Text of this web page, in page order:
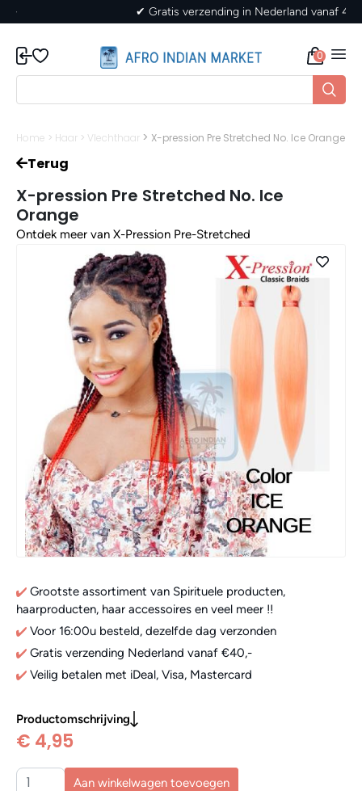
✔ Gratis verzending in Nederland vanaf 40,-
0
Home > Haar > Vlechthaar > X-pression Pre Stretched No. Ice Orange
Terug
X-pression Pre Stretched No. Ice
Orange
Ontdek meer van X-Pression Pre-Stretched
Grootste assortiment van Spirituele producten,
haarproducten, haar accessoires en veel meer !!
Voor 16:00u besteld, dezelfde dag verzonden
Gratis verzending Nederland vanaf €40,-
Veilig betalen met iDeal, Visa, Mastercard
Productomschrijving
€ 4,95
Aan winkelwagen toevoegen